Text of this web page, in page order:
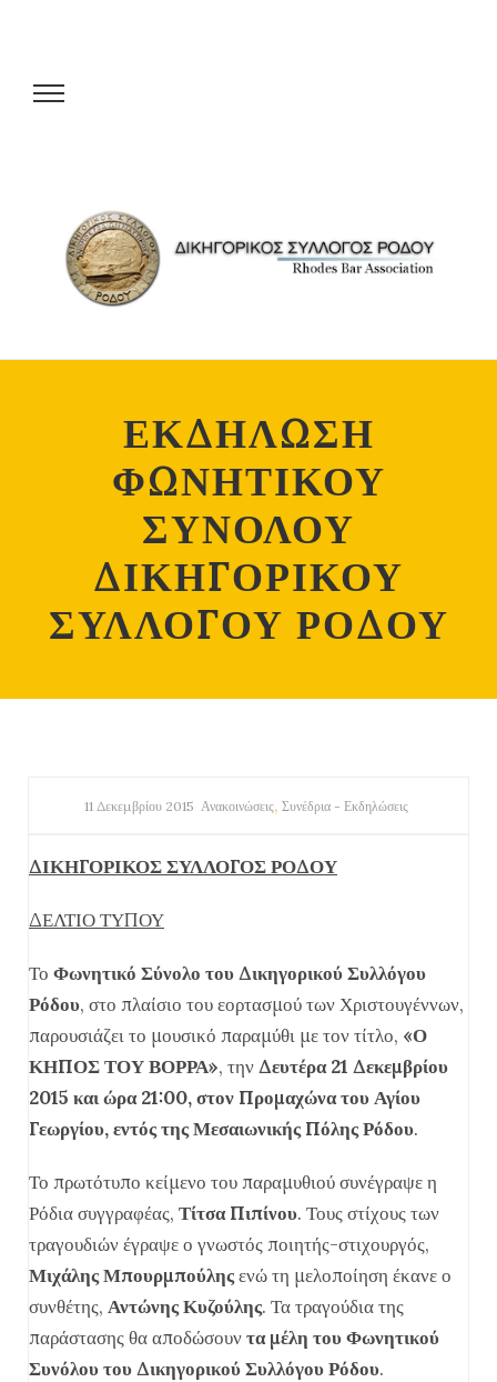
ΕΚΔΗΛΩΣΗ
ΦΩΝΗΤΙΚΟΥ
ΣΥΝΟΛΟΥ
ΔΙΚΗΓΟΡΙΚΟΥ
ΣΥΛΛΟΓΟΥ ΡΟΔΟΥ
11 Δεκεμβρίου 2015 Ανακοινώσεις, Συνέδρια - Εκδηλώσεις
ΔΙΚΗΓΟΡΙΚΟΣ ΣΥΛΛΟΓΟΣ ΡΟΔΟΥ
ΔΕΛΤΙΟ ΤΥΠΟΥ
Το Φωνητικό Σύνολο του Δικηγορικού Συλλόγου
Ρόδου, στο πλαίσιο του εορτασμού των Χριστουγέννων,
παρουσιάζει το μουσικό παραμύθι με τον τίτλο, «Ο
ΚΗΠΟΣ ΤΟΥ ΒΟΡΡΑ», τηνΔευτέρα 21 Δεκεμβρίου
2015 και ώρα 21:00, στον Προμαχώνα του Αγίου
Γεωργίου, εντός της Μεσαιωνικής Πόλης Ρόδου.
Το πρωτότυπο κείμενο του παραμυθιού συνέγραψε η
Ρόδια συγγραφέας, Τίτσα Πιπίνου. Τους στίχους των
τραγουδιών έγραψε ο γνωστός ποιητής-στιχουργός,
Μιχάλης Μπουρμπούληςενώ τη μελοποίηση έκανε ο
συνθέτης, Αντώνης Κυζούλης. Τα τραγούδια της
παράστασης θα αποδώσουντα μέλη του Φωνητικού
Συνόλου του Δικηγορικού Συλλόγου Ρόδου.